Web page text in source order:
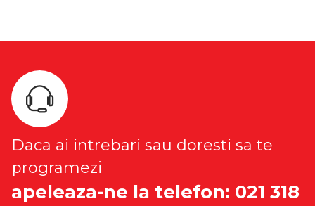
Daca ai intrebari sau doresti sa te
programezi
apeleaza-ne la telefon: 021 318